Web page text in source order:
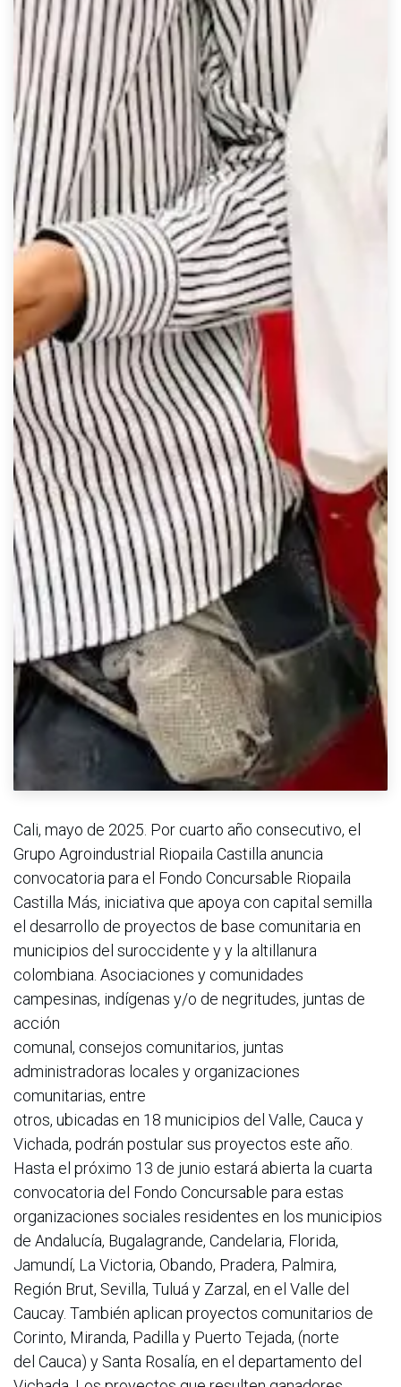
Cali, mayo de 2025. Por cuarto año consecutivo, el
Grupo Agroindustrial Riopaila Castilla anuncia
convocatoria para el Fondo Concursable Riopaila
Castilla Más, iniciativa que apoya con capital semilla
el desarrollo de proyectos de base comunitaria en
municipios del suroccidente y y la altillanura
colombiana. Asociaciones y comunidades
campesinas, indígenas y/o de negritudes, juntas de
acción
comunal, consejos comunitarios, juntas
administradoras locales y organizaciones
comunitarias, entre
otros, ubicadas en 18 municipios del Valle, Cauca y
Vichada, podrán postular sus proyectos este año.
Hasta el próximo 13 de junio estará abierta la cuarta
convocatoria del Fondo Concursable para estas
organizaciones sociales residentes en los municipios
de Andalucía, Bugalagrande, Candelaria, Florida,
Jamundí, La Victoria, Obando, Pradera, Palmira,
Región Brut, Sevilla, Tuluá y Zarzal, en el Valle del
Caucay. También aplican proyectos comunitarios de
Corinto, Miranda, Padilla y Puerto Tejada, (norte
del Cauca) y Santa Rosalía, en el departamento del